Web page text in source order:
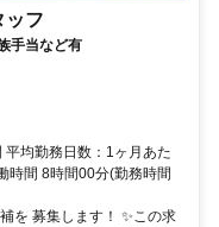
ッフ
手当など有
均勤務日数：1ヶ月あた
時間 8時間00分(勤務時間
を 募集します！ ✨この求